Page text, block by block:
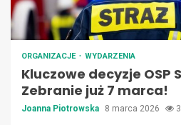
ORGANIZACJE WYDARZENIA
Kluczowe decyzje OSP
Zebranie już 7 marca!
Joanna Piotrowska 8 marca 2026